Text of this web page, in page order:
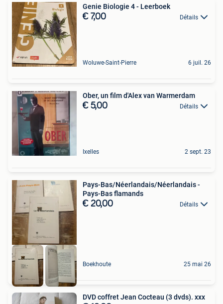
Genie Biologie 4 - Leerboek
€ 7,00 Détails
Woluwe-Saint-Pierre 6 juil. 26
Ober, un film d'Alex van Warmerdam
€ 5,00 Détails
Ixelles 2 sept. 23
Pays-Bas/Néerlandais/Néerlandais -
Pays-Bas flamands
€ 20,00 Détails
Boekhoute 25 mai 26
DVD coffret Jean Cocteau (3 dvds). xxx